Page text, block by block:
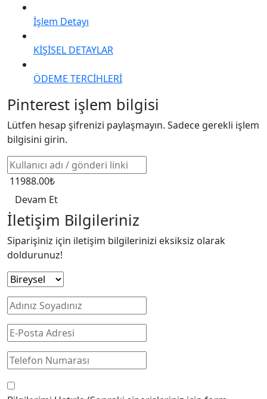
İşlem Detayı
KİŞİSEL DETAYLAR
ÖDEME TERCİHLERİ
Pinterest işlem bilgisi
Lütfen hesap şifrenizi paylaşmayın. Sadece gerekli işlem
bilgisini girin.
11988.00₺
Devam Et
İletişim Bilgileriniz
Siparişiniz için iletişim bilgilerinizi eksiksiz olarak
doldurunuz!